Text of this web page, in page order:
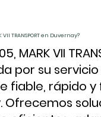
TRANSPORT en Duvernay?
MARK VII
por su
fiable, rápido y
Ofrecemos